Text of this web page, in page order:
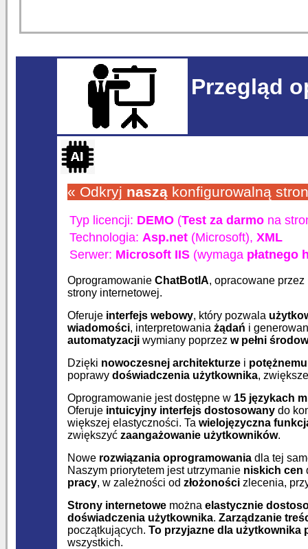
Przegląd
« Odkryj naszą konfigurowalną
Typ licencji: DEMO (Test za darmo na
Technologia: Asp.net (Microsoft), XML
Serwer: Microsoft IIS (wymaga płatnego
Oprogramowanie ChatBotIA, opracowane przez
strony internetowej.
Oferuje interfejs webowy, który pozwala
wiadomości, interpretowania żądań i
automatyzacji wymiany poprzez w pełni
Dzięki nowoczesnej architekturze i
poprawy doświadczenia użytkownika,
Oprogramowanie jest dostępne w 15 językach
Oferuje intuicyjny interfejs dostosowany do
większej elastyczności. Ta wielojęzyczna
zwiększyć zaangażowanie użytkowników.
Nowe rozwiązania oprogramowania dla tej
Naszym priorytetem jest utrzymanie niskich cen
pracy, w zależności od złożoności zlecenia,
Strony internetowe można elastycznie
doświadczenia użytkownika. Zarządzanie
początkujących. To przyjazne dla użytkownika
wszystkich.